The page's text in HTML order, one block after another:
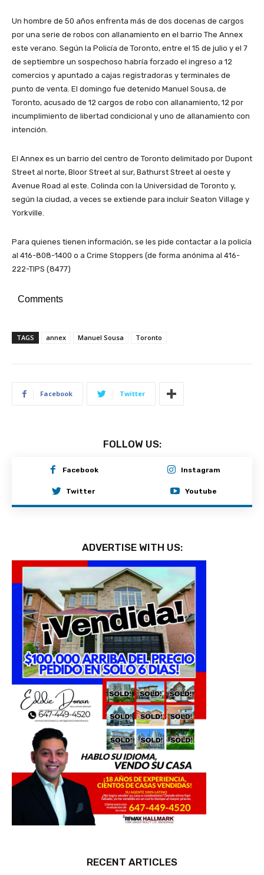
Un hombre de 50 años enfrenta más de dos docenas de cargos
por una serie de robos con allanamiento en el barrio The Annex
este verano. Según la Policía de Toronto, entre el 15 de julio y el 7
de septiembre un sospechoso habría forzado el ingreso a 12
comercios y apuntado a cajas registradoras y terminales de
punto de venta. El domingo fue detenido Manuel Sousa, de
Toronto, acusado de 12 cargos de robo con allanamiento, 12 por
incumplimiento de libertad condicional y uno de allanamiento con
intención.
El Annex es un barrio del centro de Toronto delimitado por Dupont
Street al norte, Bloor Street al sur, Bathurst Street al oeste y
Avenue Road al este. Colinda con la Universidad de Toronto y,
según la ciudad, a veces se extiende para incluir Seaton Village y
Yorkville.
Para quienes tienen información, se les pide contactar a la policía
al 416-808-1400 o a Crime Stoppers (de forma anónima al 416-
222-TIPS (8477)
Comments
TAGS annex Manuel Sousa Toronto
Facebook Twitter
FOLLOW US:
Facebook Instagram
Twitter Youtube
ADVERTISE WITH US:
RECENT ARTICLES